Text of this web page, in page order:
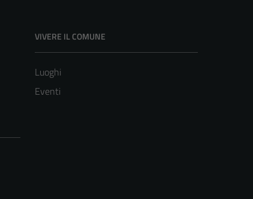
VIVERE IL COMUNE
Luoghi
Eventi